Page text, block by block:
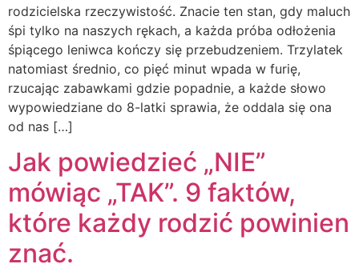
rodzicielska rzeczywistość. Znacie ten stan, gdy maluch
śpi tylko na naszych rękach, a każda próba odłożenia
śpiącego leniwca kończy się przebudzeniem. Trzylatek
natomiast średnio, co pięć minut wpada w furię,
rzucając zabawkami gdzie popadnie, a każde słowo
wypowiedziane do 8-latki sprawia, że oddala się ona
od nas […]
Jak powiedzieć „NIE”
mówiąc „TAK”. 9 faktów,
które każdy rodzić powinien
znać.